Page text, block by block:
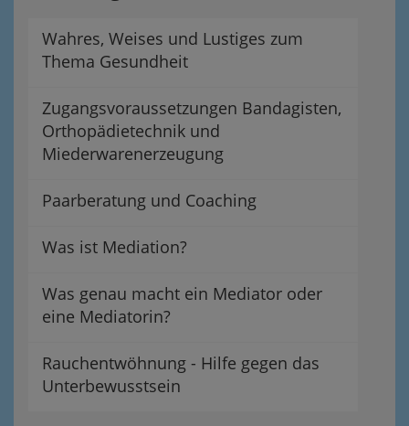
Wahres, Weises und Lustiges zum
Thema Gesundheit
Zugangsvoraussetzungen Bandagisten,
Orthopädietechnik und
Miederwarenerzeugung
Paarberatung und Coaching
Was ist Mediation?
Was genau macht ein Mediator oder
eine Mediatorin?
Rauchentwöhnung - Hilfe gegen das
Unterbewusstsein